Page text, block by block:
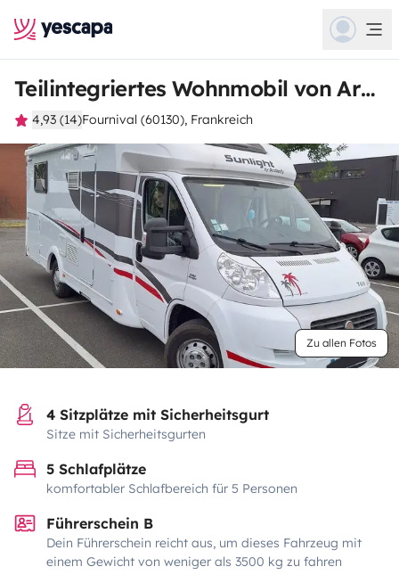
Teilintegriertes Wohnmobil von Arnaud
4,93 (14)Fournival (60130), Frankreich
Zu allen Fotos
4 Sitzplätze mit Sicherheitsgurt
Sitze mit Sicherheitsgurten
5 Schlafplätze
komfortabler Schlafbereich für 5 Personen
Führerschein B
Dein Führerschein reicht aus, um dieses Fahrzeug mit
einem Gewicht von weniger als 3500 kg zu fahren